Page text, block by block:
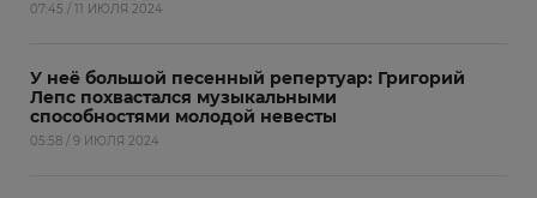
07:45 / 11 ИЮЛЯ 2024
У неё большой песенный репертуар: Григорий
Лепс похвастался музыкальными
способностями молодой невесты
05:58 / 9 ИЮЛЯ 2024